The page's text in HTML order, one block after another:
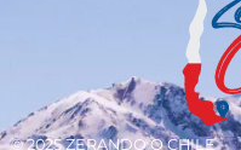
© 2025 ZERANDO O CHILE